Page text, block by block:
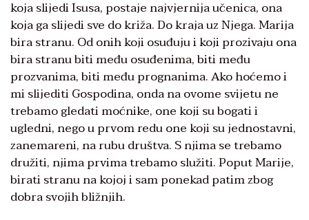
koja slijedi Isusa, postaje najvjernija učenica, ona
koja ga slijedi sve do križa. Do kraja uz Njega. Marija
bira stranu. Od onih koji osuđuju i koji prozivaju ona
bira stranu biti među osuđenima, biti među
prozvanima, biti među prognanima. Ako hoćemo i
mi slijediti Gospodina, onda na ovome svijetu ne
trebamo gledati moćnike, one koji su bogati i
ugledni, nego u prvom redu one koji su jednostavni,
zanemareni, na rubu društva. S njima se trebamo
družiti, njima prvima trebamo služiti. Poput Marije,
birati stranu na kojoj i sam ponekad patim zbog
dobra svojih bližnjih.